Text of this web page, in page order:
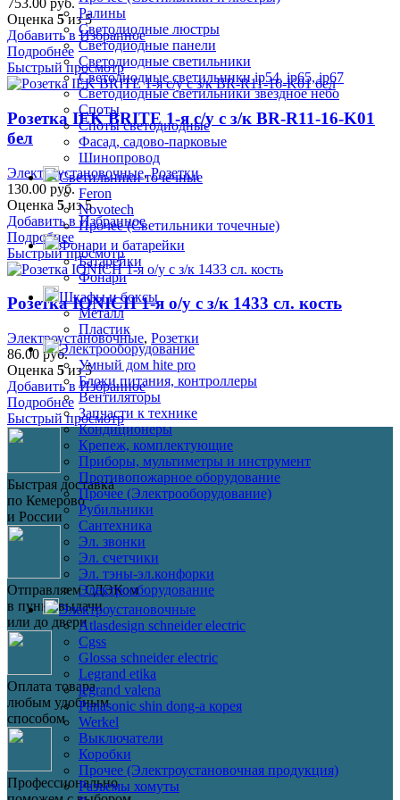
Ралины
Светодиодные люстры
Светодиодные панели
Светодиодные светильники
Светодиодные светильники ip54, ip65, ip67
Светодиодные светильники звездное небо
Споты
Споты светодиодные
Фасад, садово-парковые
Шинопровод
Светильники точечные
Feron
Novotech
Прочее (Светильники точечные)
Фонари и батарейки
Батарейки
Фонари
Шкафы и боксы
Металл
Пластик
Электрооборудование
Умный дом hite pro
Блоки питания, контроллеры
Вентиляторы
Запчасти к технике
Кондиционеры
Крепеж, комплектующие
Приборы, мультиметры и инструмент
Противопожарное оборудование
Прочее (Электрооборудование)
Рубильники
Сантехника
Эл. звонки
Эл. счетчики
Эл. тэны-эл.конфорки
Электрооборудование
Электроустановочные
Atlasdesign schneider electric
Cgss
Glossa schneider electric
Legrand etika
legrand valena
Panasonic shin dong-a корея
Werkel
Выключатели
Коробки
Прочее (Электроустановочная продукция)
Разъемы хомуты
753.00 руб.
Оценка 5из 5
Добавить в Избранное
Подробнее
Быстрый просмотр
Розетка IEK BRITE 1-я с/у с з/к BR-R11-16-K01
бел
Электроустановочные,Розетки
130.00 руб.
Оценка 5из 5
Добавить в Избранное
Подробнее
Быстрый просмотр
Розетка IONICH 1-я о/у с з/к 1433 сл. кость
Электроустановочные, Розетки
86.00 руб.
Оценка 5из 5
Добавить в Избранное
Подробнее
Быстрый просмотр
Быстрая доставка
по Кемерово
и России
Отправляем СДЭКом
в пункт выдачи
или до двери
Оплата товара
любым удобным
способом
Профессионально